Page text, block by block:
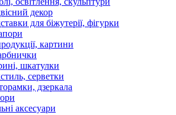
декор
для біжутерії, фігурки
картини
шкатулки
серветки
дзеркала
аксесуари